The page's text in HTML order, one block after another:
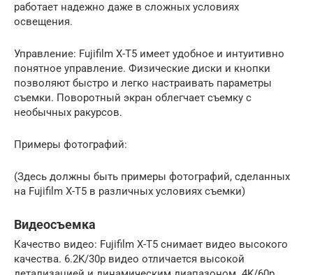
работает надежно даже в сложных условиях
освещения.
Управление: Fujifilm X-T5 имеет удобное и интуитивно
понятное управление. Физические диски и кнопки
позволяют быстро и легко настраивать параметры
съемки. Поворотный экран облегчает съемку с
необычных ракурсов.
Примеры фотографий:
(Здесь должны быть примеры фотографий, сделанных
на Fujifilm X-T5 в различных условиях съемки)
Видеосъемка
Качество видео: Fujifilm X-T5 снимает видео высокого
качества. 6.2K/30p видео отличается высокой